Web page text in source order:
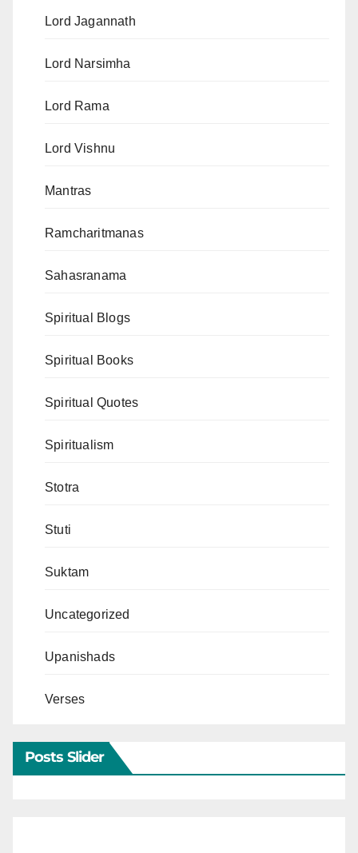
Lord Jagannath
Lord Narsimha
Lord Rama
Lord Vishnu
Mantras
Ramcharitmanas
Sahasranama
Spiritual Blogs
Spiritual Books
Spiritual Quotes
Spiritualism
Stotra
Stuti
Suktam
Uncategorized
Upanishads
Verses
Posts Slider